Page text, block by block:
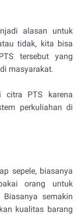
alasan untuk
tidak, kita bisa
tersebut yang
masyarakat.
citra PTS karena
perkuliahan di
sepele, biasanya
orang untuk
semakin
kualitas barang